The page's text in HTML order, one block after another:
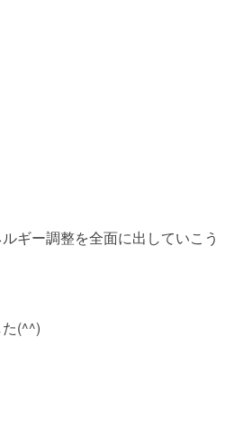
ギー調整を全面に出していこう
(^^)